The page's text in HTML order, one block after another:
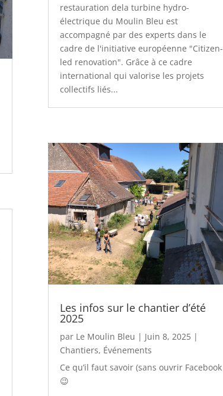
restauration dela turbine hydro-
électrique du Moulin Bleu est
accompagné par des experts dans le
cadre de l'initiative européenne "Citizen-
led renovation". Grâce à ce cadre
international qui valorise les projets
collectifs liés...
Les infos sur le chantier d’été
2025
par Le Moulin Bleu | Juin 8, 2025|
Chantiers, Événements
Ce qu’il faut savoir (sans ouvrir Facebook
😉